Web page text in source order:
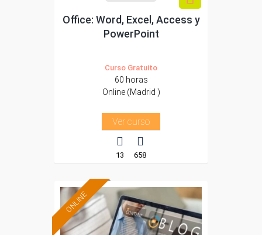
Office: Word, Excel, Access y
PowerPoint
Curso Gratuito
60 horas
Online (Madrid )
Ver curso
13 658
ONLINE
Formación 100%
subvencionada.